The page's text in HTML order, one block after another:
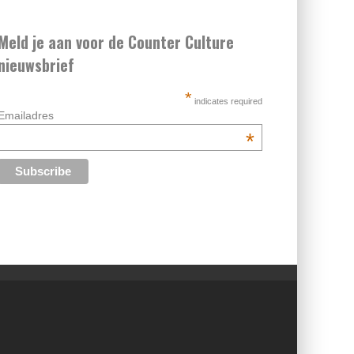
je aan voor de Counter Culture
* indicates required
*